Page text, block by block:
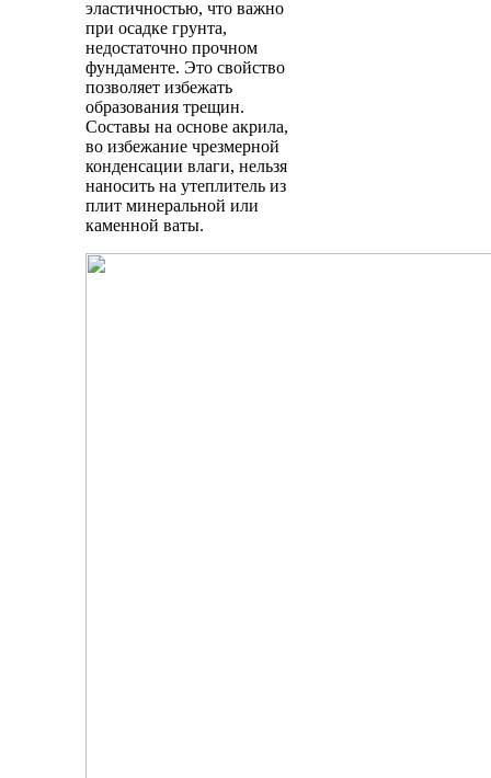
эластичностью, что важно
при осадке грунта,
недостаточно прочном
фундаменте. Это свойство
позволяет избежать
образования трещин.
Составы на основе акрила,
во избежание чрезмерной
конденсации влаги, нельзя
наносить на утеплитель из
плит минеральной или
каменной ваты.